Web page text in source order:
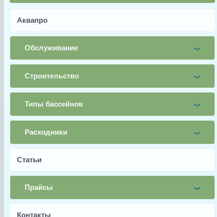
Аквапро
Обслуживание
Строительство
Типы бассейнов
Расходники
Статьи
Прайсы
Контакты
Имя
Телефон
Заявка
Elecro
Вес, кг